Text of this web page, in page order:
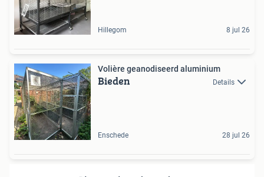
Hillegom 8 jul 26
Volière geanodiseerd aluminium
Bieden Details
Enschede 28 jul 26